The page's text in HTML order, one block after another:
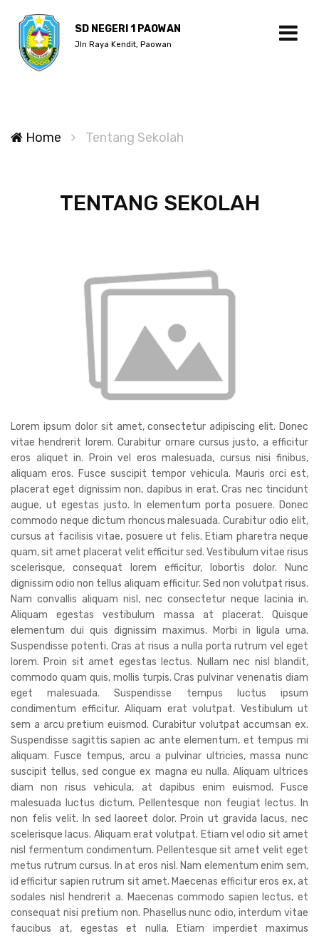
SD NEGERI 1 PAOWAN
Jln Raya Kendit, Paowan
Home Tentang Sekolah
TENTANG SEKOLAH
Lorem ipsum dolor sit amet, consectetur adipiscing elit. Donec
vitae hendrerit lorem. Curabitur ornare cursus justo, a efficitur
eros aliquet in. Proin vel eros malesuada, cursus nisi finibus,
aliquam eros. Fusce suscipit tempor vehicula. Mauris orci est,
placerat eget dignissim non, dapibus in erat. Cras nec tincidunt
augue, ut egestas justo. In elementum porta posuere. Donec
commodo neque dictum rhoncus malesuada. Curabitur odio elit,
cursus at facilisis vitae, posuere ut felis. Etiam pharetra neque
quam, sit amet placerat velit efficitur sed. Vestibulum vitae risus
scelerisque, consequat lorem efficitur, lobortis dolor. Nunc
dignissim odio non tellus aliquam efficitur. Sed non volutpat risus.
Nam convallis aliquam nisl, nec consectetur neque lacinia in.
Aliquam egestas vestibulum massa at placerat. Quisque
elementum dui quis dignissim maximus. Morbi in ligula urna.
Suspendisse potenti. Cras at risus a nulla porta rutrum vel eget
lorem. Proin sit amet egestas lectus. Nullam nec nisl blandit,
commodo quam quis, mollis turpis. Cras pulvinar venenatis diam
eget malesuada. Suspendisse tempus luctus ipsum
condimentum efficitur. Aliquam erat volutpat. Vestibulum ut
sem a arcu pretium euismod. Curabitur volutpat accumsan ex.
Suspendisse sagittis sapien ac ante elementum, et tempus mi
aliquam. Fusce tempus, arcu a pulvinar ultricies, massa nunc
suscipit tellus, sed congue ex magna eu nulla. Aliquam ultrices
diam non risus vehicula, at dapibus enim euismod. Fusce
malesuada luctus dictum. Pellentesque non feugiat lectus. In
non felis velit. In sed laoreet dolor. Proin ut gravida lacus, nec
scelerisque lacus. Aliquam erat volutpat. Etiam vel odio sit amet
nisl fermentum condimentum. Pellentesque sit amet velit eget
metus rutrum cursus. In at eros nisl. Nam elementum enim sem,
id efficitur sapien rutrum sit amet. Maecenas efficitur eros ex, at
sodales nisl hendrerit a. Maecenas commodo sapien lectus, et
consequat nisi pretium non. Phasellus nunc odio, interdum vitae
faucibus at, egestas et nulla. Etiam imperdiet maximus